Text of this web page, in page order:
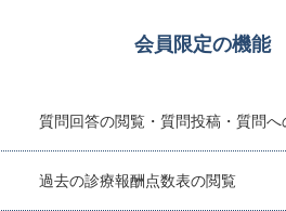
会員限定の機能
質問回答の閲覧・質問投稿・質問
過去の診療報酬点数表の閲覧